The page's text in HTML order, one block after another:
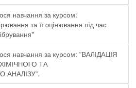
навчання за курсом:
та її оцінювання під час
навчання за курсом: "ВАЛІДАЦІЯ
ТА
АНАЛІЗУ".